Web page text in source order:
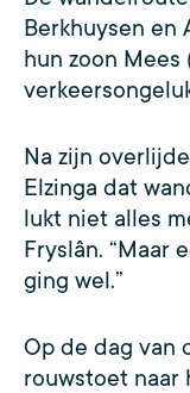
Berkhuysen en
hun zoon
Na zijn
Elzinga dat
lukt niet alles
Fryslân. “Maar
ging wel.”
Op de dag van
rouwstoet naar